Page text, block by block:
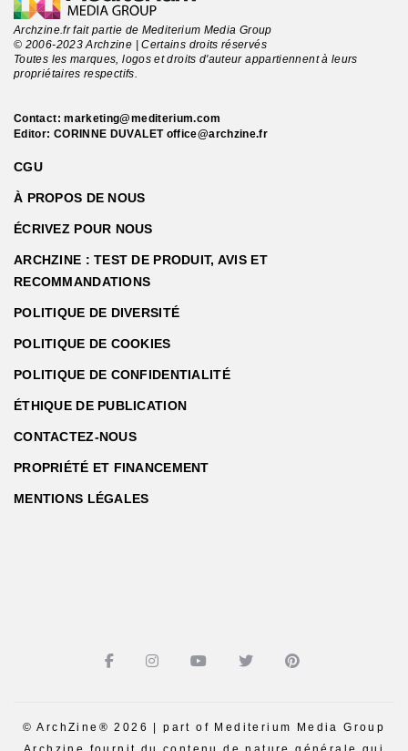
Archzine.fr fait partie de Mediterium Media Group
© 2006-2023 Archzine | Certains droits réservés
Toutes les marques, logos et droits d'auteur appartiennent à leurs
propriétaires respectifs.
Contact:marketing@mediterium.com
Editor: CORINNE DUVALET office@archzine.fr
CGU
À PROPOS DE NOUS
ÉCRIVEZ POUR NOUS
ARCHZINE : TEST DE PRODUIT, AVIS ET
RECOMMANDATIONS
POLITIQUE DE DIVERSITÉ
POLITIQUE DE COOKIES
POLITIQUE DE CONFIDENTIALITÉ
ÉTHIQUE DE PUBLICATION
CONTACTEZ-NOUS
PROPRIÉTÉ ET FINANCEMENT
MENTIONS LÉGALES
© ArchZine® 2026 | part of Mediterium Media Group